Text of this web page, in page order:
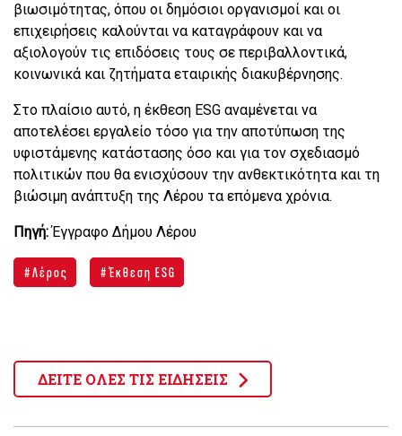
βιωσιμότητας, όπου οι δημόσιοι οργανισμοί και οι
επιχειρήσεις καλούνται να καταγράφουν και να
αξιολογούν τις επιδόσεις τους σε περιβαλλοντικά,
κοινωνικά και ζητήματα εταιρικής διακυβέρνησης.
Στο πλαίσιο αυτό, η έκθεση ESG αναμένεται να
αποτελέσει εργαλείο τόσο για την αποτύπωση της
υφιστάμενης κατάστασης όσο και για τον σχεδιασμό
πολιτικών που θα ενισχύσουν την ανθεκτικότητα και τη
βιώσιμη ανάπτυξη της Λέρου τα επόμενα χρόνια.
Πηγή:Έγγραφο Δήμου Λέρου
Λέρος Έκθεση ESG
ΔΕΙΤΕ ΟΛΕΣ ΤΙΣ ΕΙΔΗΣΕΙΣ